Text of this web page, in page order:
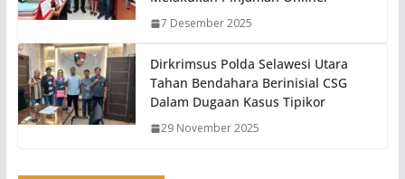
7 Desember 2025
Dirkrimsus Polda Selawesi Utara
Tahan Bendahara Berinisial CSG
Dalam Dugaan Kasus Tipikor
29 November 2025